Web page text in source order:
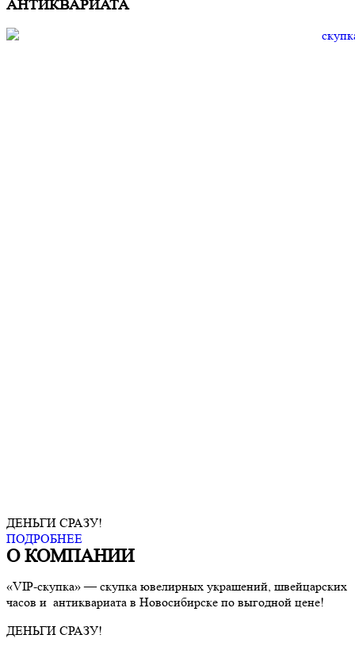
АНТИКВАРИАТА
ДЕНЬГИ СРАЗУ!
ПОДРОБНЕЕ
О КОМПАНИИ
«VIP-скупка» — скупка ювелирных украшений, швейцарских
часов и антиквариата в Новосибирске по выгодной цене!
ДЕНЬГИ СРАЗУ!